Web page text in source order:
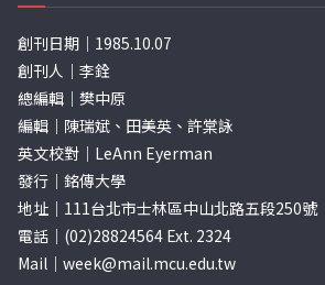
創刊日期｜1985.10.07
創刊人｜李銓
總編輯｜樊中原
編輯｜陳瑞斌、田美英、許棠詠
英文校對｜LeAnn Eyerman
發行｜銘傳大學
地址｜111台北市士林區中山北路五段250號
電話｜(02)28824564 Ext. 2324
Mail｜ week@mail.mcu.edu.tw